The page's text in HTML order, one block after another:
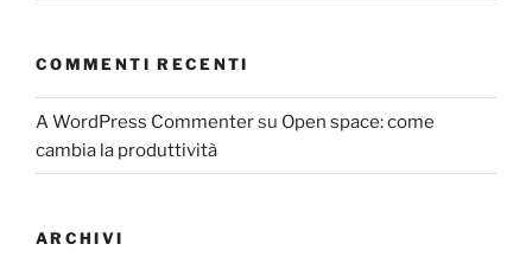
COMMENTI RECENTI
A WordPress Commentersu Open space: come
cambia la produttività
ARCHIVI